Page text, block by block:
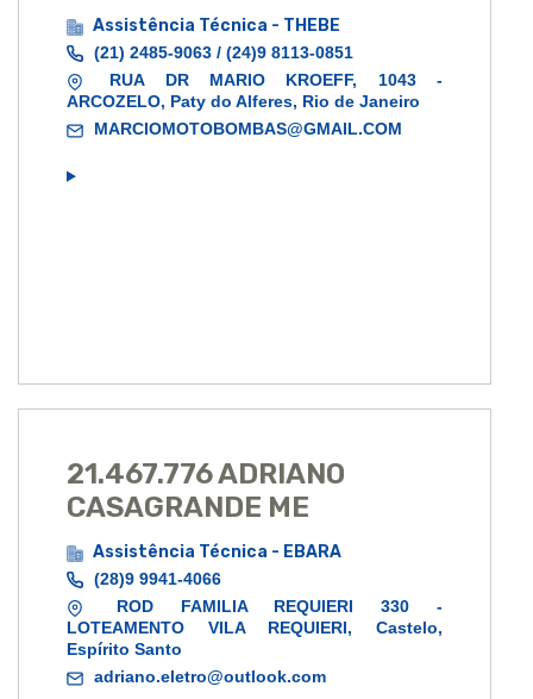
Assistência Técnica - THEBE
(21) 2485-9063 / (24)9 8113-0851
RUA DR MARIO KROEFF, 1043 -
ARCOZELO, Paty do Alferes, Rio de Janeiro
MARCIOMOTOBOMBAS@GMAIL.COM
21.467.776 ADRIANO
CASAGRANDE ME
Assistência Técnica - EBARA
(28)9 9941-4066
ROD FAMILIA REQUIERI 330 -
LOTEAMENTO VILA REQUIERI, Castelo,
Espírito Santo
adriano.eletro@outlook.com